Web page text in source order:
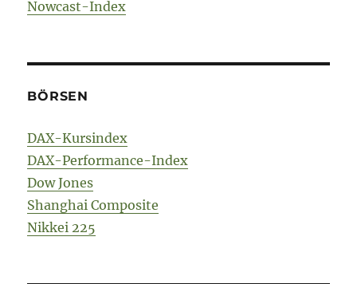
Nowcast-Index
BÖRSEN
DAX-Kursindex
DAX-Performance-Index
Dow Jones
Shanghai Composite
Nikkei 225